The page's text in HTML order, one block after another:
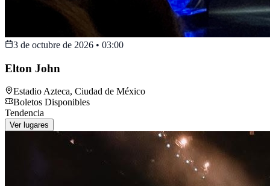
3 de octubre de 2026 • 03:00
Elton John
Estadio Azteca, Ciudad de México
Boletos Disponibles
Tendencia
Ver lugares